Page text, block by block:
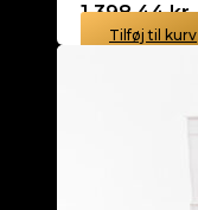
1.398,44kr.
Tilføj til kurv